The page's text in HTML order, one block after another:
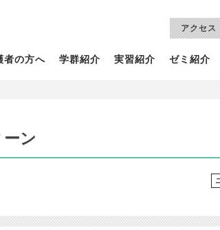
アクセス
者の方へ 学群紹介 実習紹介 ゼミ紹介
ン